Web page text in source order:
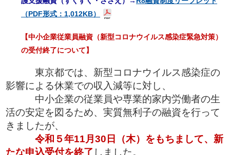
（PDF形式：1,012KB）
【中小企業従業員融資（新型コロナウイルス感染症緊急対策）
の受付終了について】
東京都では、新型コロナウイルス感染症の
影響による休業での収入減等に対し、
中小企業の従業員や専業的家内労働者の生
活の安定を図るため、実質無利子の融資を行って
きましたが、
令和５年11月30日（木）をもちまして、新
たな申込受付を終了 しました。